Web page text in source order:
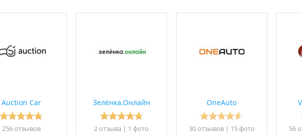
Auction Car
256 отзывов
Зелёнка.Онлайн
2 отзывa | 1 фото
OneAuto
30 отзывов| 15 фото 56